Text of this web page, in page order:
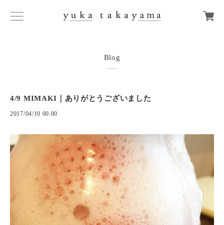
Blog
4/9 MIMAKI｜ありがとうございました
2017/04/10 00:00